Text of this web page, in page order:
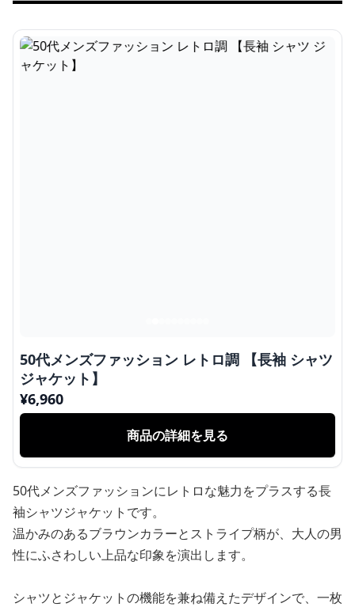
50代メンズファッション レトロ調 【長袖 シャツ
ジャケット】
¥6,960
商品の詳細を見る
50代メンズファッションにレトロな魅力をプラスする長
袖シャツジャケットです。
温かみのあるブラウンカラーとストライプ柄が、大人の男
性にふさわしい上品な印象を演出します。
シャツとジャケットの機能を兼ね備えたデザインで、一枚